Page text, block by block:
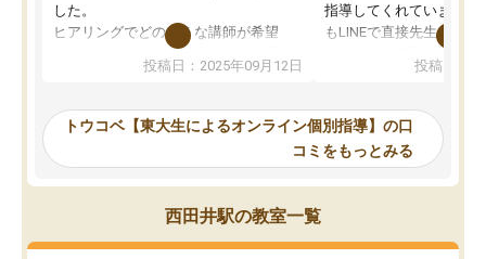
した。
ヒアリングでどのような講師が希望
か、オプションは付帯するかなど選ぶ
事が出来ました。
ーティングを行い、その講師で良いか
見てから講師を決定する事ができま
す。
うちの子は、初回面談の講師の方で決
投稿日：2025年09月12日
指導してくれています。
もLINEで直接先生に質問
めれるので、個人に合
いなのがあり(有料)、受
ことをどんなスケジュー
くか相談したのですが、
ち期待したものではなく
くなってきたようなので
投稿日：
トウコベ【東大生によるオンライン個別指導】の口
コミをもっとみる
西田井駅の教室一覧